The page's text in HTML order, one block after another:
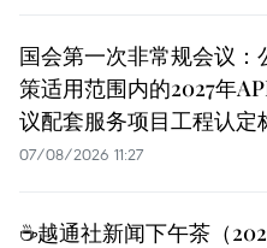
国会第一次非常规会议：
策适用范围内的2027年
议配套服务项目工程认定
07/08/2026 11:27
☕️越通社新闻下午茶（